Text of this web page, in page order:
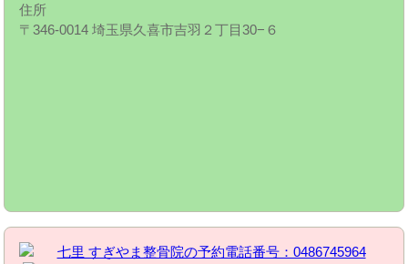
住所
〒346-0014 埼玉県久喜市吉羽２丁目30−６